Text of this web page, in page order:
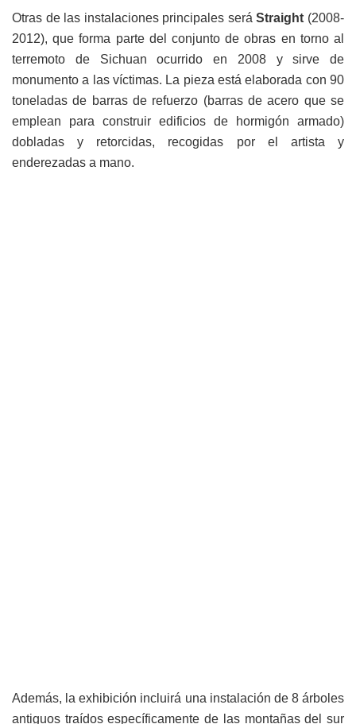
Otras de las instalaciones principales seráStraight (2008-
2012), que forma parte del conjunto de obras en torno al
terremoto de Sichuan ocurrido en 2008 y sirve de
monumento a las víctimas. La pieza está elaborada con 90
toneladas de barras de refuerzo (barras de acero que se
emplean para construir edificios de hormigón armado)
dobladas y retorcidas, recogidas por el artista y
enderezadas a mano.
Además, la exhibición incluirá una instalación de 8 árboles
antiguos traídos específicamente de las montañas del sur